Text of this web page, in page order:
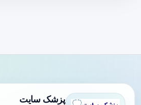
پزشک سایت